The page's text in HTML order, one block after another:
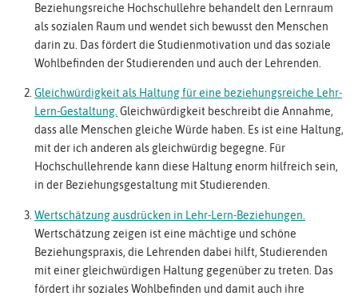
Beziehungsreiche Hochschullehre behandelt den Lernraum
als sozialen Raum und wendet sich bewusst den Menschen
darin zu. Das fördert die Studienmotivation und das soziale
Wohlbefinden der Studierenden und auch der Lehrenden.
Gleichwürdigkeit als Haltung für eine beziehungsreiche Lehr-
Lern-Gestaltung. Gleichwürdigkeit beschreibt die Annahme,
dass alle Menschen gleiche Würde haben. Es ist eine Haltung,
mit der ich anderen als gleichwürdig begegne. Für
Hochschullehrende kann diese Haltung enorm hilfreich sein,
in der Beziehungsgestaltung mit Studierenden.
Wertschätzung ausdrücken in Lehr-Lern-Beziehungen.
Wertschätzung zeigen ist eine mächtige und schöne
Beziehungspraxis, die Lehrenden dabei hilft, Studierenden
mit einer gleichwürdigen Haltung gegenüber zu treten. Das
fördert ihr soziales Wohlbefinden und damit auch ihre